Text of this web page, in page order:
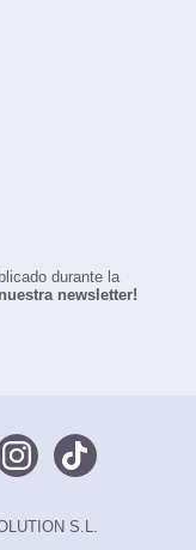
durante la
newsletter!
S.L.